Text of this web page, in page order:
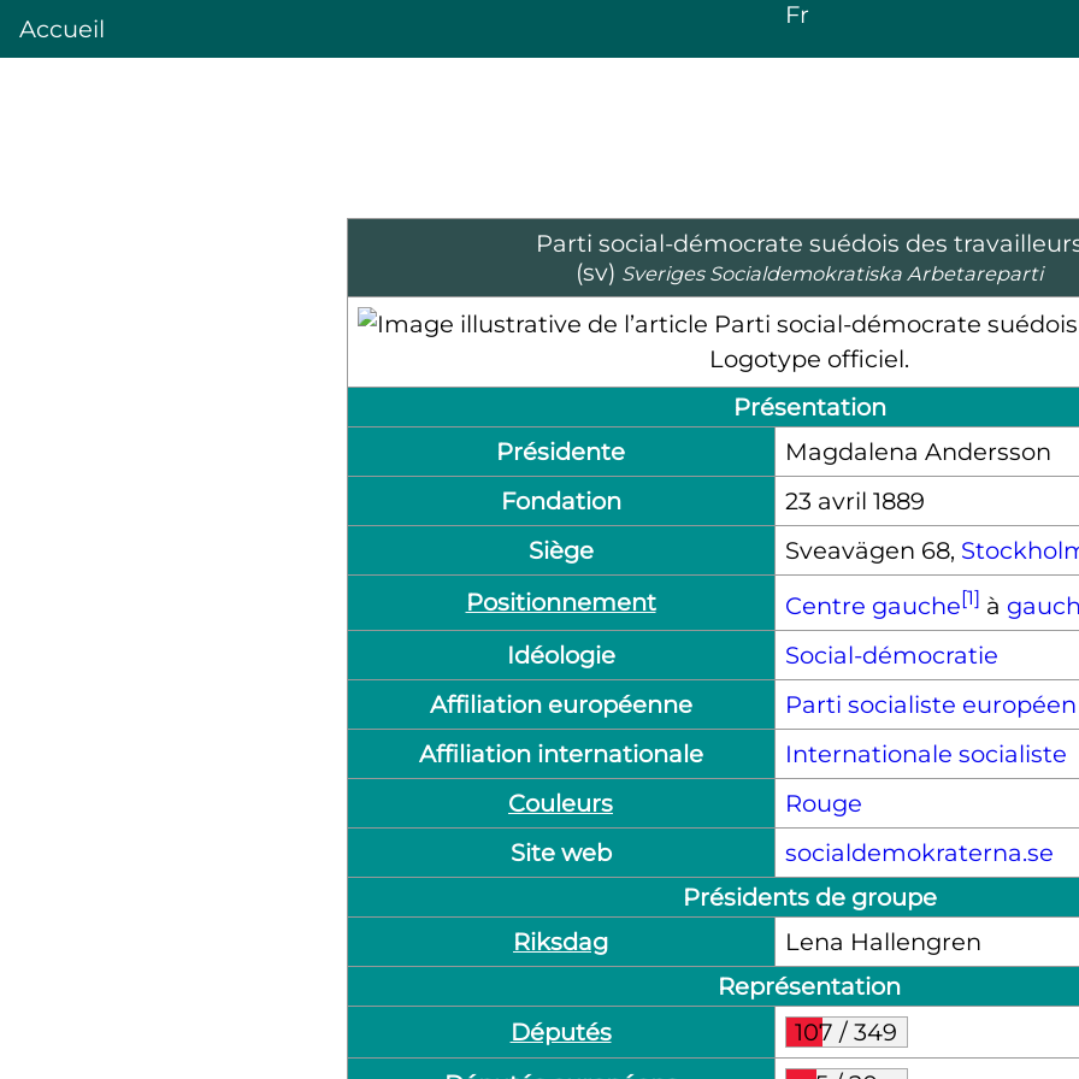
Accueil Fr
Parti social-démocrate suédois des
(sv) Sveriges Socialdemokratiska Arbetareparti
Logotype officiel.
Présentation
Présidente
Magdalena Andersson
Fondation
23 avril 1889
Siège
Sveavägen 68,
Positionnement
Centre gauche[1] à
Idéologie
Social-démocratie
Affiliation européenne
Parti socialiste européen
Affiliation internationale
Internationale socialiste
Couleurs
Rouge
Site web
socialdemokraterna.se
Présidents de groupe
Riksdag
Lena Hallengren
Représentation
Députés
107 / 349